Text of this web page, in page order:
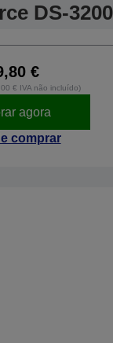
DS-
€
€ IVA não incluído)
agora
comprar